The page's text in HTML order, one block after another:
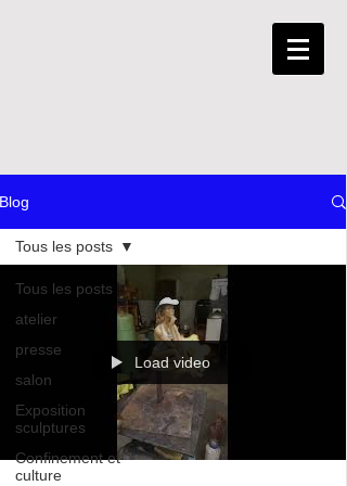
Blog
Tous les posts
atelier
presse
salon
Exposition
sculptures
Confinement et
culture
Tous les posts
Load video